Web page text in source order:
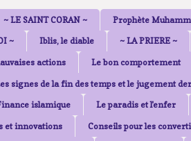
~ LE SAINT CORAN ~ Prophète
~ Iblis, le diable ~ LA PRIERE ~
actions Le bon comportement
signes de la fin des temps et le jugement
islamique Le paradis et l'enfer
et innovations Conseils pour les